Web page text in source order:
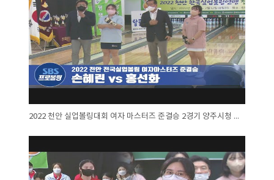
2022 천안 실업볼링대회 여자 마스터즈 준결승 2경기 양주시청 홍선화 대 평택시청 손혜린